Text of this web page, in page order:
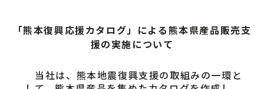
「熊本復興応援カタログ」による熊本県産品販売支
援の実施について
当社は、熊本地震復興支援の取組みの一環と